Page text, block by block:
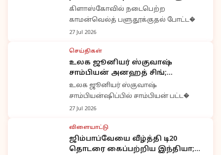
வரலாற்றுச் சாதனை படைத்து
இந்தியாவுக்கு பெருமை
கிளாஸ்கோவில் நடைபெற்ற
காமன்வெல்த் பளுதூக்குதல் போட்ட�
27 Jul 2026
செய்திகள்
உலக ஜூனியர் ஸ்குவாஷ்
சாம்பியன் அனஹத் சிங்;
'வரலாற்று சாதனை' என பிரதமர்
மோடி பாராட்டு
உலக ஜூனியர் ஸ்குவாஷ்
சாம்பியன்ஷிப்பில் சாம்பியன் பட்ட�
27 Jul 2026
விளையாட்டு
ஜிம்பாப்வேயை வீழ்த்தி டி20
தொடரை கைப்பற்றிய இந்தியா;